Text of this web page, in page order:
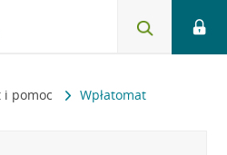
i pomoc Wpłatomat